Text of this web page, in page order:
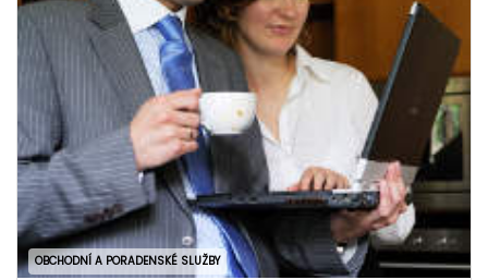
OBCHODNÍ A PORADENSKÉ SLUŽBY